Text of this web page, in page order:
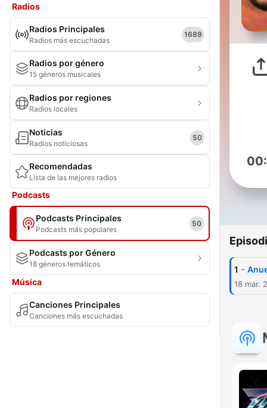
Radios
Radios Principales
Radios más escuchadas
1689
Radios por género
15 géneros musicales
Radios por regiones
Radios locales
Noticias
Radios noticiosas
50
Recomendadas
Lista de las mejores radios
Podcasts
Podcasts Principales
Podcasts más populares
50
Podcasts por Género
18 géneros temáticos
Música
Canciones Principales
Canciones más escuchadas
1 -
18 mar.